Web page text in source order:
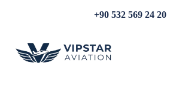
+90 532 569 24 20